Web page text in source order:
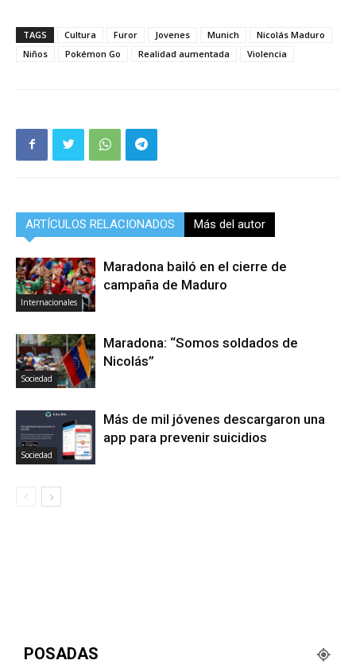
TAGS Cultura Furor Jovenes Munich
Nicolás Maduro
Niños
Pokémon Go Realidad aumentada Violencia
ARTÍCULOS RELACIONADOS Más del autor
Internacionales
Maradona bailó en el cierre de
campaña de Maduro
Sociedad
Maradona: “Somos soldados de
Nicolás”
Sociedad
Más de mil jóvenes descargaron una
app para prevenir suicidios
POSADAS